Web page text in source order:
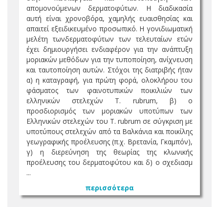
απομονούμενων δερματοφύτων. Η διαδικασία
αυτή είναι χρονοβόρα, χαμηλής ευαισθησίας και
απαιτεί εξειδικευμένο προσωπικό. Η γονιδιωματική
μελέτη τωνδερματοφύτων των τελευταίων ετών
έχει δημιουργήσει ενδιαφέρον για την ανάπτυξη
μοριακών μεθόδων για την τυποποίηση, ανίχνευση
και ταυτοποίηση αυτών. Στόχοι της διατριβής ήταν
α) η καταγραφή, για πρώτη φορά, ολοκλήρου του
φάσματος των φαινοτυπικών ποικιλιών των
ελληνικών στελεχών T. rubrum, β) ο
προσδιορισμός των μοριακών υποτύπων των
Ελληνικών στελεχών του T. rubrum σε σύγκριση με
υποτύπους στελεχών από τα Βαλκάνια και ποικίλης
γεωγραφικής προέλευσης (π.χ. Βρετανία, Γκαμπόν),
γ) η διερεύνηση της θεωρίας της κλωνικής
προέλευσης του δερματοφύτου και δ) ο σχεδιασμ
...
περισσότερα